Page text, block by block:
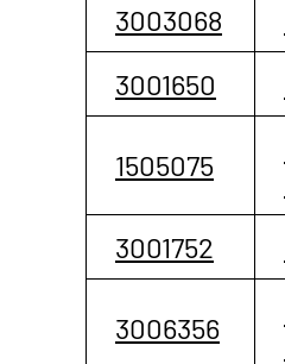
3003068
3001650
1505075
3001752
3006356